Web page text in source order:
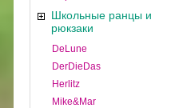
Школьные ранцы и
рюкзаки
DeLune
DerDieDas
Herlitz
Mike&Mar